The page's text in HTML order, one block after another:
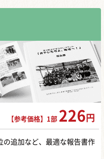
【参考価格】1部 226 円
の追加など、最適な報告書作